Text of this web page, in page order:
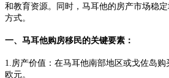
和教育资源。同时，马耳他的房产市场稳
方式。
一、马耳他购房移民的关键要素：
1.房产价值：在马耳他南部地区或戈佐岛
欧元。